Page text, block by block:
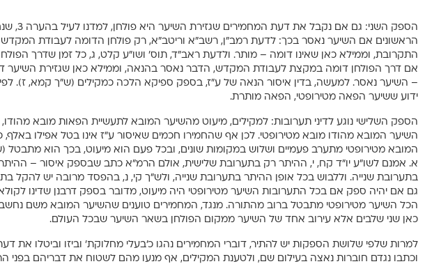
הספק השני: גם אם נקבל את דעת המחמירים
הראשונים אם השיער נאסר בכך: לדעת רמב”ן, רשב”א וריטב”א, רק פולחן הדומה לעבודת
התקרובת, וממילא כאן שאינו דומה – מותר. ולדעת ראב”ד, תוס’ ושו”ע קלט, ג, כל זמן שדרך
אם דרך הפולחן דומה במקצת לעבודת המקדש, הדבר נאסר בהנאה, וממילא כאן שגזירת השיער
– השיער נאסר. למעשה, בדין איסור הנאה של ע”ז, בספק ספיקא הלכה כמקילים (ש”ך קמא, ז).
ידוע ששיער הפאה מטירופטי, הפאה מותרת.
הספק השלישי נוגע לדיני תערובות: למקילים, מיעוט מהשיער המובא לתעשיית הפאות מובא מהודו,
השיער המובא מהודו מובא מטירופטי. לכן אף שהחמירו חכמים שאיסור ע”ז אינו בטל אפילו
המובא מטירופטי מתערב פעמיים ושלוש במקומות שונים, ובכל פעם הוא מיעוט, בכך הוא מתבטל
א. אמנם לשו”ע יו”ד קח, י, ההיתר רק בתערובת שלישית, אולם הרמ”א כתב שבספק איסור –
בתערובת שנייה. וללבוש בכל אופן ההיתר בתערובת שנייה, ולש”ך קי, נ, בהפסד מרובה יש להקל
גם אם יהיה ספק אם בכל התערובות השיער מטירופטי היה מיעוט, מדובר בספק דרבנן שדינו
הכל השיער מטירופטי מתבטל ברוב מהתורה. מנגד, המחמירים טוענים שהשיער המובא משם נחשב
כאן שני שלבים אלא עירוב אחד של השיער ממקום הפולחן בשאר השיער שבכל העולם.
למרות שלפי שלושת הספקות יש להתיר, דוברי המחמירים נהגו כ’בעלי מחלוקת’ וביזו וביטלו את
וכתבו נגדם חוברות נאצה בעילום שם, ולטענת המקילים, אף מנעו מהם לשטוח את דבריהם בפני